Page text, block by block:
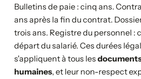
Bulletins de paie : cinq ans.
ans après la fin du contrat.
trois ans. Registre du personnel :
départ du salarié. Ces durées
s'appliquent à tous les
humaines, et leur non-respect